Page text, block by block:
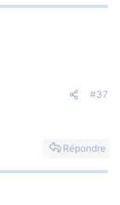
#37
Répondre